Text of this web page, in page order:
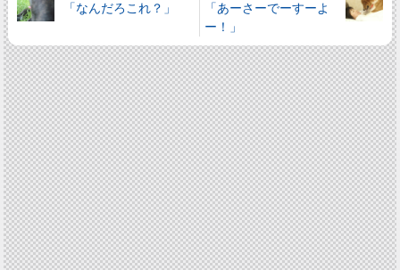
「なんだろこれ？」
「あーさーでーすーよ
ー！」